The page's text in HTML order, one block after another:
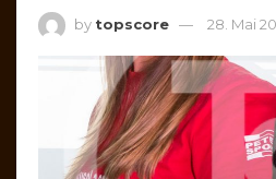
by topscore 28. Mai